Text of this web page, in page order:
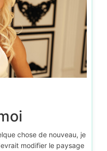
chose de nouveau, je
modifier le paysage